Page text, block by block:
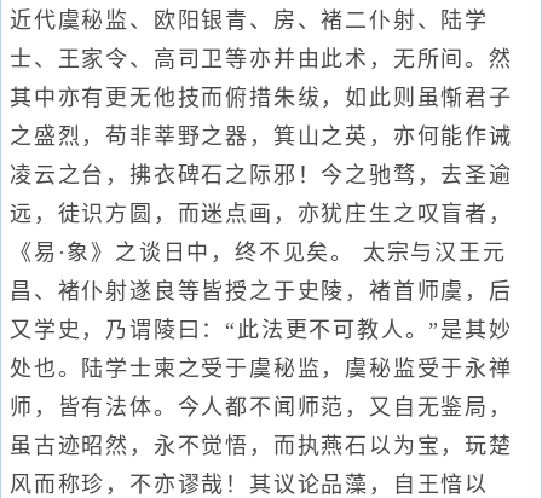
近代虞秘监、欧阳银青、房、褚二仆射、陆学
士、王家令、高司卫等亦并由此术，无所间。然
其中亦有更无他技而俯措朱绂，如此则虽惭君子
之盛烈，苟非莘野之器，箕山之英，亦何能作诫
凌云之台，拂衣碑石之际邪！今之驰骛，去圣逾
远，徒识方圆，而迷点画，亦犹庄生之叹盲者，
《易·象》之谈日中，终不见矣。 太宗与汉王元
昌、褚仆射遂良等皆授之于史陵，褚首师虞，后
又学史，乃谓陵曰：“此法更不可教人。”是其妙
处也。陆学士柬之受于虞秘监，虞秘监受于永禅
师，皆有法体。今人都不闻师范，又自无鉴局，
虽古迹昭然，永不觉悟，而执燕石以为宝，玩楚
风而称珍，不亦谬哉！其议论品藻，自王愔以